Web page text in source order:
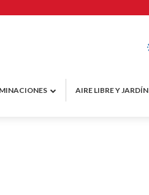
AIRE LIBRE Y JARDÍN